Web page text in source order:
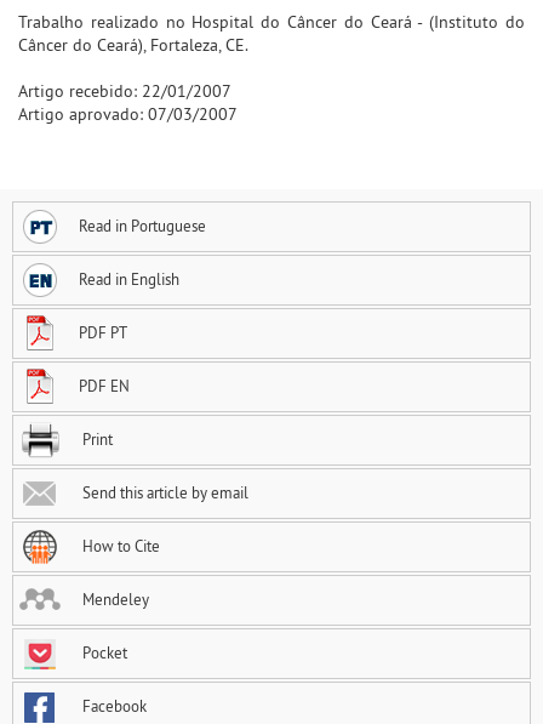
Trabalho realizado no Hospital do Câncer do Ceará - (Instituto do
Câncer do Ceará), Fortaleza, CE.
Artigo recebido: 22/01/2007
Artigo aprovado: 07/03/2007
Read in Portuguese
Read in English
PDF PT
PDF EN
Print
Send this article by email
How to Cite
Mendeley
Pocket
Facebook